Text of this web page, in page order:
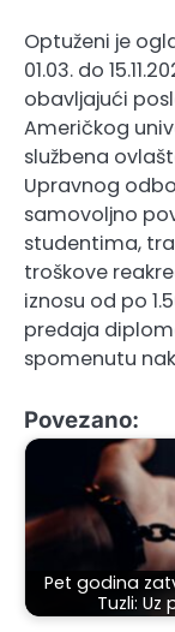
Optuženi je
01.03. do
obavljajući
Američkog
službena
Upravnog
samovoljno
studentima,
troškove
iznosu od po
predaja
spomenutu
Povezano:
Pet godina
Tuzli: Uz